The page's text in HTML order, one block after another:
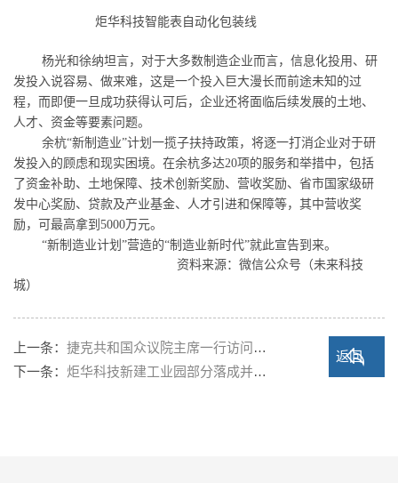
炬华科技智能表自动化包装线
杨光和徐纳坦言，对于大多数制造企业而言，信息化投用、研
发投入说容易、做来难，这是一个投入巨大漫长而前途未知的过
程，而即便一旦成功获得认可后，企业还将面临后续发展的土地、
人才、资金等要素问题。
余杭“新制造业”计划一揽子扶持政策，将逐一打消企业对于研
发投入的顾虑和现实困境。在余杭多达20项的服务和举措中，包括
了资金补助、土地保障、技术创新奖励、营收奖励、省市国家级研
发中心奖励、贷款及产业基金、人才引进和保障等，其中营收奖
励，可最高拿到 5000万元。
“新制造业计划 ”营造的“制造业新时代”就此宣告到来。
资料来源：微信公众号（未来科技
城）
上一条： 捷克共和国众议院主席一行访问炬…
下一条： 炬华科技新建工业园部分落成并启…
返回